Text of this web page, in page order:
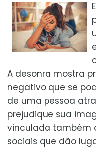
A desonra mostra
negativo que se
de uma pessoa
prejudique sua
vinculada também
sociais que dão